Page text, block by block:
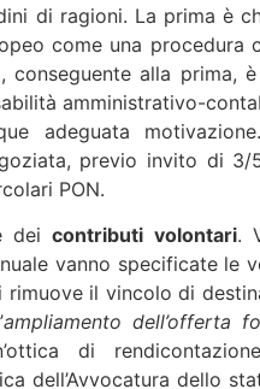
di ragioni. La prima è
come una procedura
conseguente alla
amministrativo-
adeguata
previo invito di
PON.
deicontributi volontari.
vanno specificate le
rimuove il vincolo di
ampliamento dell’offerta
di
dell’Avvocatura dello